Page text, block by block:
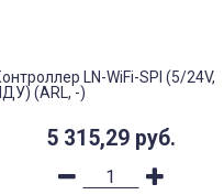
LN-WiFi-SPI (5/24V,
(ARL, -)
5 315,29 руб.